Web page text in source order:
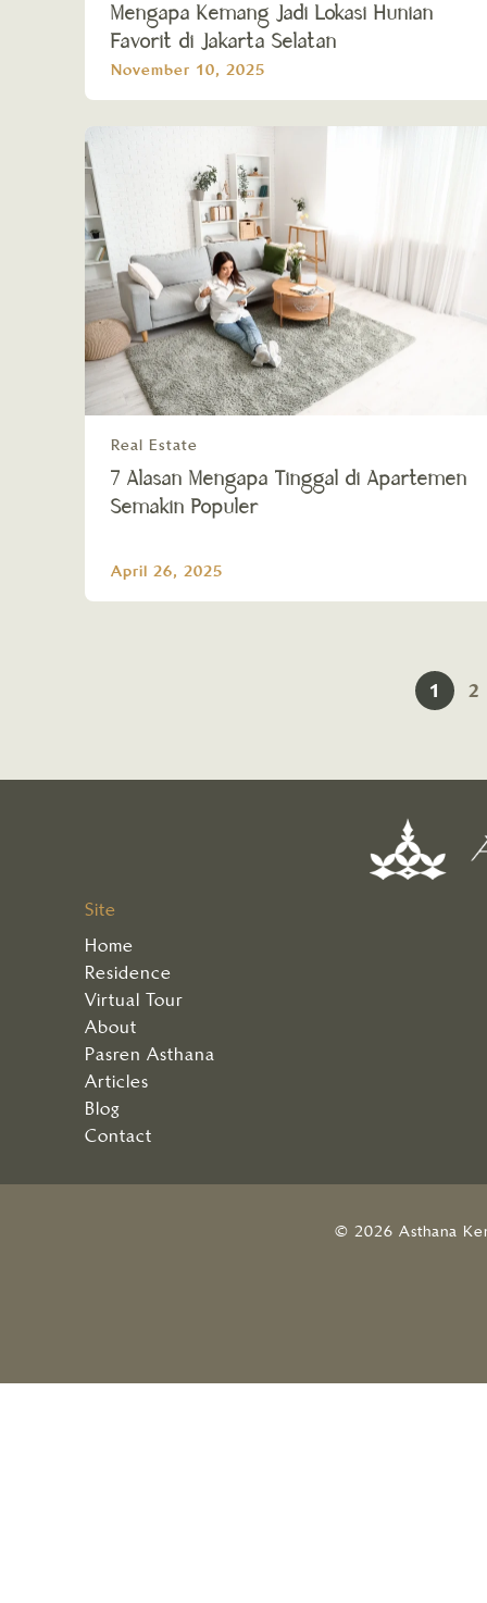
Mengapa Kemang Jadi Lokasi Hunian
Favorit di Jakarta Selatan
November 10, 2025
Real Estate
7 Alasan Mengapa Tinggal di Apartemen
Semakin Populer
April 26, 2025
1 2
Site
Home
Residence
Virtual Tour
About
Pasren Asthana
Articles
Blog
Contact
© 2026 Asthana